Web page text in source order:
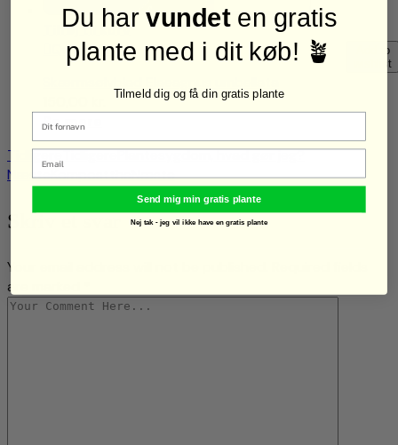
Tilføj til kurv
Add to
wishlist
Quick View
Se mere
TidligereTidligerePlantesygdom, hvad gør jeg?
NæsteKomposttheNæste
Skriv et svar
Your email address will not be published. Required fields
are marked *
Du harvundeten gratis
plante med i dit køb! 🪴
Tilmeld dig og få din gratis plante
Email
Send mig min gratis plante
Nej tak - jeg vil ikke have en gratis plante